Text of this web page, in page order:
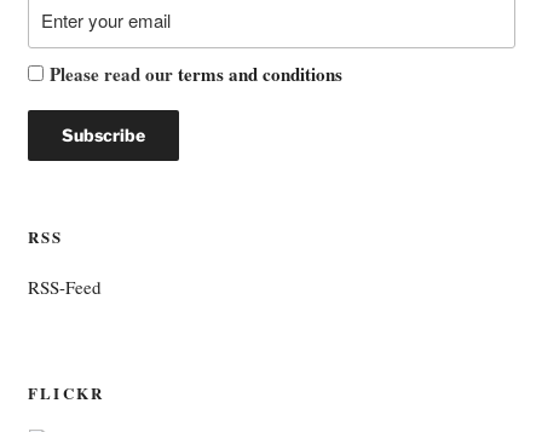
Please read ourterms and conditions
RSS
RSS-Feed
FLICKR